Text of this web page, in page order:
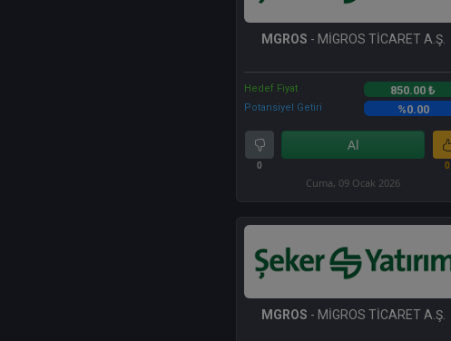
MGROS - MİGROS TİCARET A.Ş.
Hedef Fiyat 850.00 ₺
Potansiyel Getiri %0.00
0
Al
0
Cuma, 09 Ocak 2026
MGROS - MİGROS TİCARET A.Ş.